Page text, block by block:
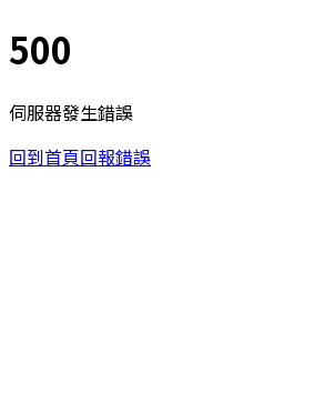
500
伺服器發生錯誤
回到首頁回報錯誤